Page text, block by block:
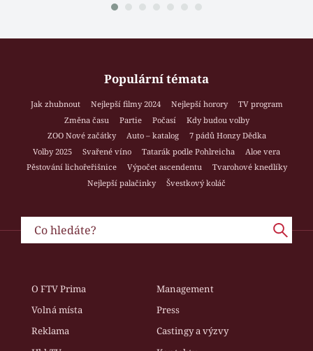
Populární témata
Jak zhubnout Nejlepší filmy 2024 Nejlepší horory
TV program
Změna času
Partie Počasí
Kdy budou volby
ZOO Nové začátky
Auto – katalog
7 pádů Honzy Dědka
Volby 2025
Svařené víno Tatarák podle Pohlreicha
Aloe vera
Pěstování lichořeřišnice
Výpočet ascendentu
Tvarohové knedlíky
Nejlepší palačinky
Švestkový koláč
O FTV Prima
Management
Volná místa
Press
Reklama
Castingy a výzvy